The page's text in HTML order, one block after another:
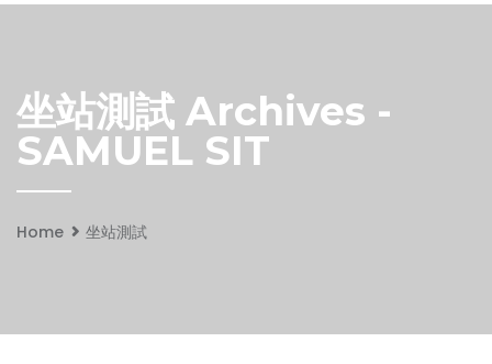
坐站測試 Archives -
SAMUEL SIT
Home 坐站測試